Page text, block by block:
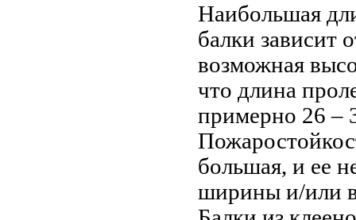
Наибольшая
балки зависит
возможная
что длина
примерно 26 –
большая, и ее
ширины и/или